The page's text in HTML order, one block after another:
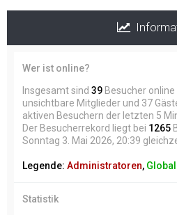
Wer ist online?
Insgesamt sind 39 Besucher
unsichtbare Mitglieder und 37
aktiven Besuchern der letzten 5
Der Besucherrekord liegt bei 1265
Sonntag 3. Mai 2026, 20:39
Legende: Administratoren,
Statistik